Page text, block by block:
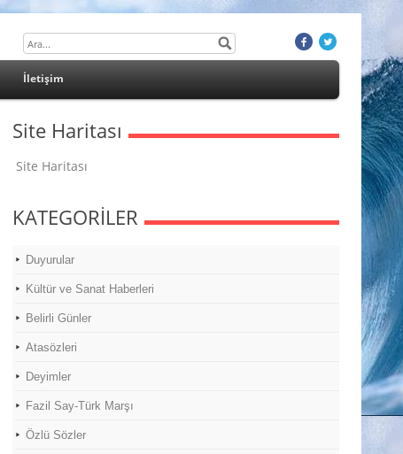
İletişim
Site Haritası
Site Haritası
KATEGORİLER
Duyurular
Kültür ve Sanat Haberleri
Belirli Günler
Atasözleri
Deyimler
Fazil Say-Türk Marşı
Özlü Sözler